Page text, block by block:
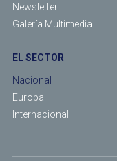
Newsletter
Galería Multimedia
EL SECTOR
Nacional
Europa
Internacional